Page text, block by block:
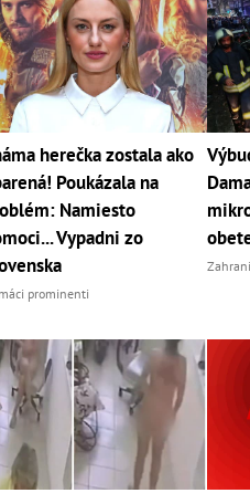
herečka zostala ako
Poukázala na
Namiesto
Vypadni zo
prominenti